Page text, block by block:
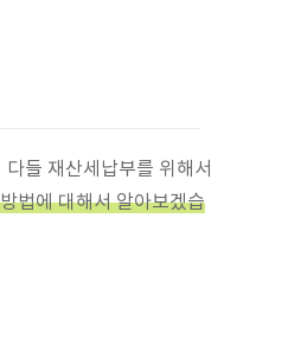
들 재산세납부를 위해서
법에 대해서 알아보겠습